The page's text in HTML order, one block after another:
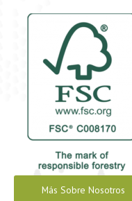
Más Sobre Nosotros